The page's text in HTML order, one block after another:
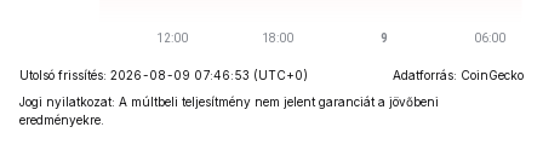
Utolsó frissítés: 2026-08-09 07:46:53 (UTC+0)
Adatforrás: CoinGecko
Jogi nyilatkozat: A múltbeli teljesítmény nem jelent garanciát a jövőbeni
eredményekre.